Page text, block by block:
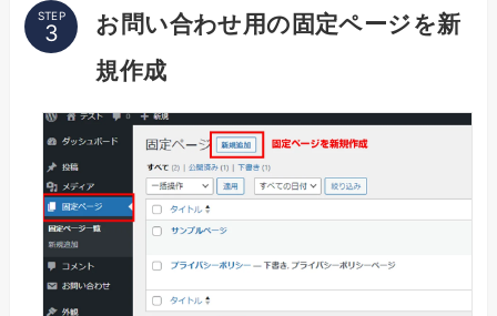
STEP
お問い合わせ用の固定ページを新
規作成